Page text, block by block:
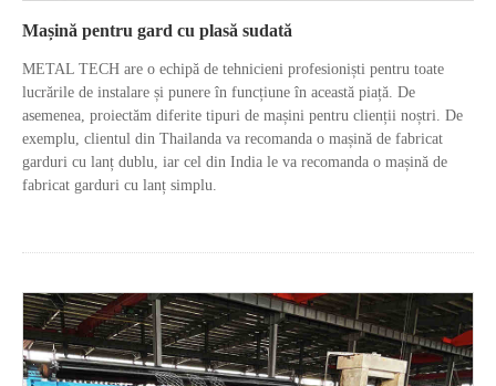
Mașină pentru gard cu plasă sudată
METAL TECH are o echipă de tehnicieni profesioniști pentru toate
lucrările de instalare și punere în funcțiune în această piață. De
asemenea, proiectăm diferite tipuri de mașini pentru clienții noștri. De
exemplu, clientul din Thailanda va recomanda o mașină de fabricat
garduri cu lanț dublu, iar cel din India le va recomanda o mașină de
fabricat garduri cu lanț simplu.